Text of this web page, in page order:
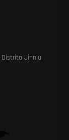
Distrito Jinniu,